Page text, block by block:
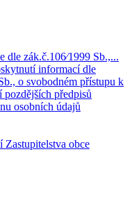
dle zák.č.106⁄1999 Sb.,...
informací dle
o svobodném přístupu k
předpisů
osobních údajů
Zastupitelstva obce